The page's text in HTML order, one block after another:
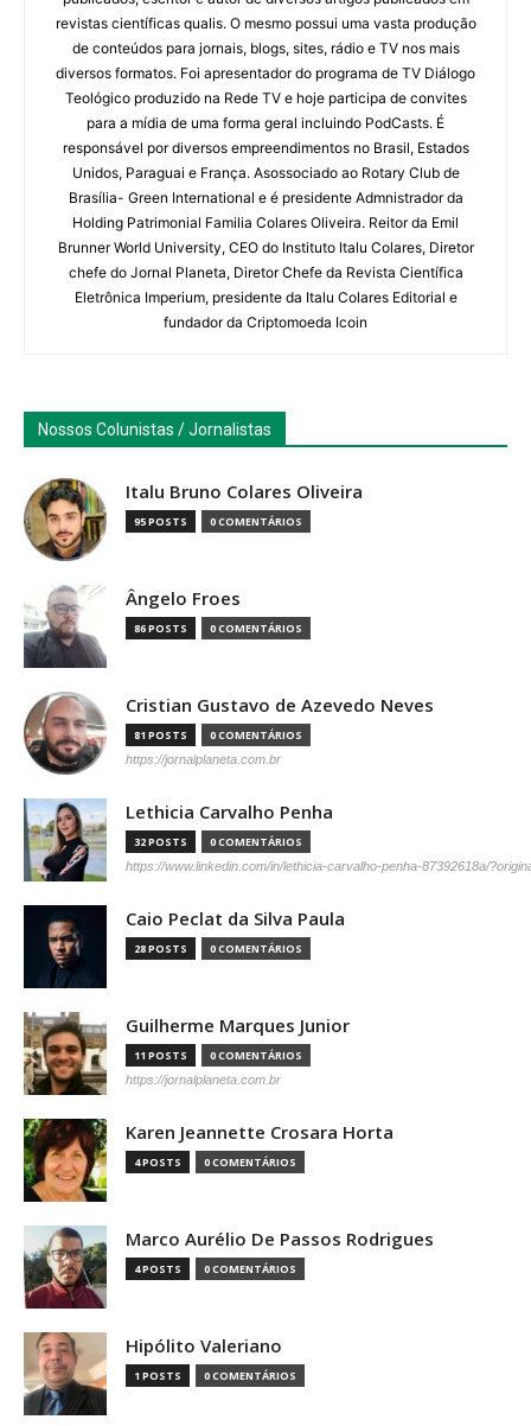
revistas científicas qualis. O mesmo possui uma vasta produção
de conteúdos para jornais, blogs, sites, rádio e TV nos mais
diversos formatos. Foi apresentador do programa de TV Diálogo
Teológico produzido na Rede TV e hoje participa de convites
para a mídia de uma forma geral incluindo PodCasts. É
responsável por diversos empreendimentos no Brasil, Estados
Unidos, Paraguai e França. Asossociado ao Rotary Club de
Brasília- Green International e é presidente Admnistrador da
Holding Patrimonial Familia Colares Oliveira. Reitor da Emil
Brunner World University, CEO do Instituto Italu Colares, Diretor
chefe do Jornal Planeta, Diretor Chefe da Revista Científica
Eletrônica Imperium, presidente da Italu Colares Editorial e
fundador da Criptomoeda Icoin
Nossos Colunistas / Jornalistas
Italu Bruno Colares Oliveira
95 POSTS 0 COMENTÁRIOS
Ângelo Froes
86 POSTS 0 COMENTÁRIOS
Cristian Gustavo de Azevedo Neves
81 POSTS 0 COMENTÁRIOS
https://jornalplaneta.com.br
Lethicia Carvalho Penha
32 POSTS 0 COMENTÁRIOS
https://www.linkedin.com/in/lethicia-carvalho-penha-87392618a/
Caio Peclat da Silva Paula
28 POSTS 0 COMENTÁRIOS
Guilherme Marques Junior
11 POSTS 0 COMENTÁRIOS
https://jornalplaneta.com.br
Karen Jeannette Crosara Horta
4 POSTS 0 COMENTÁRIOS
Marco Aurélio De Passos Rodrigues
4 POSTS 0 COMENTÁRIOS
Hipólito Valeriano
1 POSTS 0 COMENTÁRIOS